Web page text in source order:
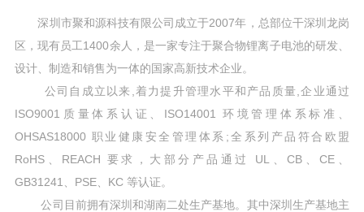
深圳市聚和源科技有限公司成立于2007年，总部位干深圳龙岗
区，现有员工1400余人，是一家专注于聚合物锂离子电池的研发、
设计、制造和销售为一体的国家高新技术企业。
公司自成立以来,着力提升管理水平和产品质量,企业通过
ISO9001质量体系认证、ISO14001 环境管理体系标准、
OHSAS18000 职业健康安全管理体系;全系列产品符合欧盟
RoHS、REACH 要求，大部分产品通过 UL、CB、CE、
GB31241、PSE、KC 等认证。
公司目前拥有深圳和湖南二处生产基地。其中深圳生产基地主